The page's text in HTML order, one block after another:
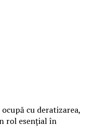
ocupă cu deratizarea,
rol esențial în